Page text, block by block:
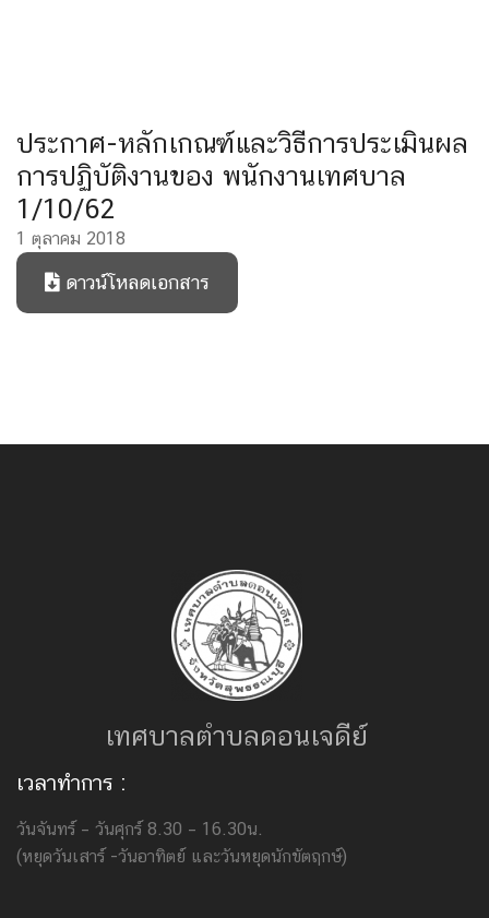
ประกาศ-หลักเกณฑ์และวิธีการประเมินผล
การปฏิบัติงานของ พนักงานเทศบาล
1/10/62
1 ตุลาคม 2018
ดาวน์โหลดเอกสาร
เทศบาลตำบลดอนเจดีย์
เวลาทำการ :
วันจันทร์ – วันศุกร์ 8.30 – 16.30น.
(หยุดวันเสาร์ -วันอาทิตย์ และวันหยุดนักขัตฤกษ์)